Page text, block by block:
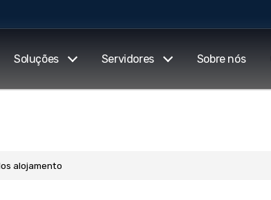
Soluções Servidores Sobre nós
alojamento